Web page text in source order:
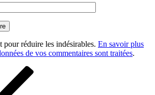
réduire les indésirables. En savoir plus
de vos commentaires sont traitées.